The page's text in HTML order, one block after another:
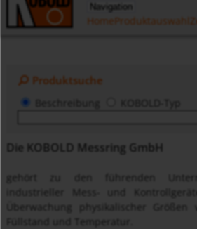
Navigation
HomeProduktauswahl
Produktsuche
KOBOLD-Typ
Die KOBOLD Messring GmbH
gehört zu den führenden
industrieller Mess- und
Überwachung physikalischer Größen